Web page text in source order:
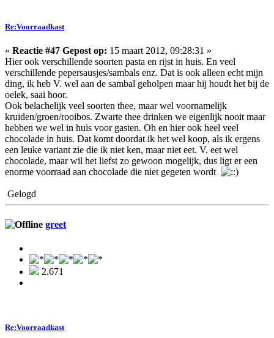
Re:Voorraadkast
« Reactie #47 Gepost op: 15 maart 2012, 09:28:31 »
Hier ook verschillende soorten pasta en rijst in huis. En veel
verschillende pepersausjes/sambals enz. Dat is ook alleen echt mijn
ding, ik heb V. wel aan de sambal geholpen maar hij houdt het bij de
oelek, saai hoor.
Ook belachelijk veel soorten thee, maar wel voornamelijk
kruiden/groen/rooibos. Zwarte thee drinken we eigenlijk nooit maar
hebben we wel in huis voor gasten. Oh en hier ook heel veel
chocolade in huis. Dat komt doordat ik het wel koop, als ik ergens
een leuke variant zie die ik niet ken, maar niet eet. V. eet wel
chocolade, maar wil het liefst zo gewoon mogelijk, dus ligt er een
enorme voorraad aan chocolade die niet gegeten wordt
Gelogd
greet
2.671
Re:Voorraadkast